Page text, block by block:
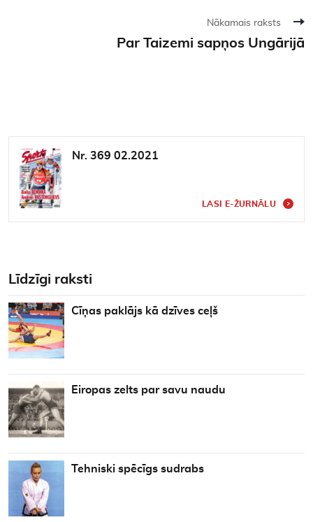
Nākamais raksts
Par Taizemi sapņos Ungārijā
Nr. 369 02.2021
LASI E-ŽURNĀLU
Līdzīgi raksti
Cīņas paklājs kā dzīves ceļš
Eiropas zelts par savu naudu
Tehniski spēcīgs sudrabs